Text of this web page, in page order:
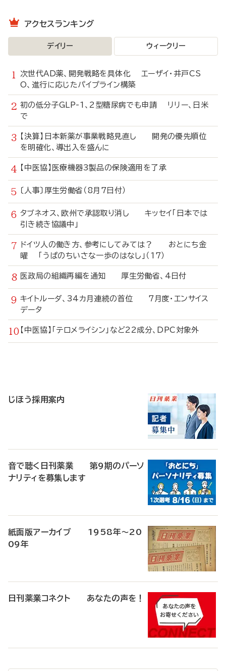
アクセスランキング
デイリー ウィークリー
次世代AD薬、開発戦略を具体化 エーザイ・井戸CS
O、進行に応じたパイプライン構築
初の低分子GLP-1、2型糖尿病でも申請 リリー、日米
で
【決算】日本新薬が事業戦略見直し 開発の優先順位
を明確化、導出入を盛んに
【中医協】医療機器3製品の保険適用を了承
〔人事〕厚生労働省（8月7日付）
タブネオス、欧州で承認取り消し キッセイ「日本では
引き続き協議中」
ドイツ人の働き方、参考にしてみては？ おとにち金
曜 「うぱのちいさな一歩のはなし」（17）
医政局の組織再編を通知 厚生労働省、4日付
キイトルーダ、34カ月連続の首位 7月度・エンサイス
データ
【中医協】「テロメライシン」など22成分、DPC対象外
じほう採用案内
音で聴く日刊薬業 第9期のパーソ
ナリティを募集します
紙面版アーカイブ 1958年～20
09年
日刊薬業コネクト あなたの声を！